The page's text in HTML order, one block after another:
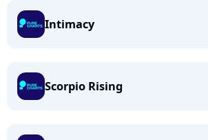
Intimacy
Scorpio Rising